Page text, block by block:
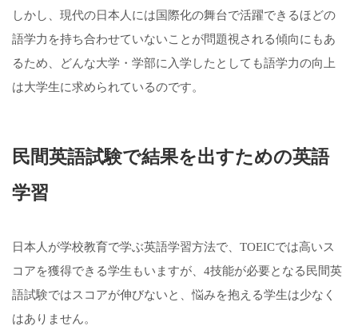
しかし、現代の日本人には国際化の舞台で活躍できるほどの
語学力を持ち合わせていないことが問題視される傾向にもあ
るため、どんな大学・学部に入学したとしても語学力の向上
は大学生に求められているのです。
民間英語試験で結果を出すための英語
学習
日本人が学校教育で学ぶ英語学習方法で、TOEICでは高いス
コアを獲得できる学生もいますが、4技能が必要となる民間英
語試験ではスコアが伸びないと、悩みを抱える学生は少なく
はありません。